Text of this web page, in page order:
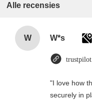
Alle recensies
W W*s
"I love how
securely in